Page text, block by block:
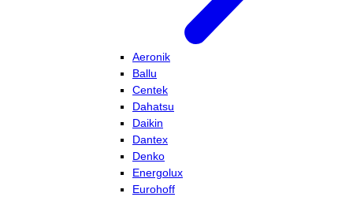
Aeronik
Ballu
Centek
Dahatsu
Daikin
Dantex
Denko
Energolux
Eurohoff